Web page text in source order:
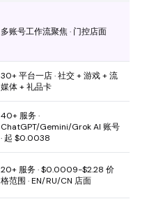
多账号工作流聚焦 · 门控店面
30+ 平台一店 · 社交 + 游戏 + 流
媒体 + 礼品卡
40+ 服务 ·
ChatGPT/Gemini/Grok AI 账号
· 起 $0.0038
20+ 服务 · $0.0009-$2.28 价
格范围 · EN/RU/CN 店面